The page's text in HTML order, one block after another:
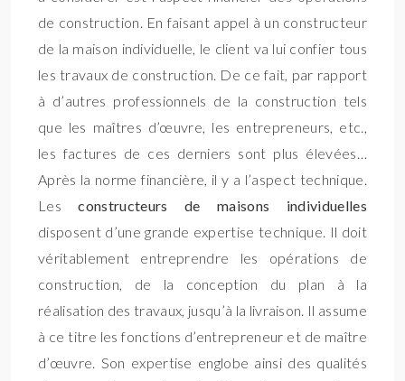
de construction. En faisant appel à un constructeur
de la maison individuelle, le client va lui confier tous
les travaux de construction. De ce fait, par rapport
à d’autres professionnels de la construction tels
que les maîtres d’œuvre, les entrepreneurs, etc.,
les factures de ces derniers sont plus élevées…
Après la norme financière, il y a l’aspect technique.
Lesconstructeurs de maisons individuelles
disposent d’une grande expertise technique. Il doit
véritablement entreprendre les opérations de
construction, de la conception du plan à la
réalisation des travaux, jusqu’à la livraison. Il assume
à ce titre les fonctions d’entrepreneur et de maître
d’œuvre. Son expertise englobe ainsi des qualités